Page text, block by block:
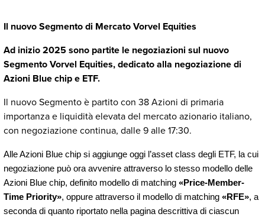
Il nuovo Segmento di Mercato Vorvel Equities
Ad inizio 2025 sono partite le negoziazioni sul nuovo
Segmento Vorvel Equities, dedicato alla negoziazione di
Azioni Blue chip e ETF.
Il nuovo Segmento è partito con 38 Azioni di primaria
importanza e liquidità elevata del mercato azionario italiano,
con negoziazione continua, dalle 9 alle 17:30.
Alle Azioni Blue chip si aggiunge oggi l’asset class degli ETF, la cui
negoziazione può ora avvenire attraverso lo stesso modello delle
Azioni Blue chip, definito modello di matching «Price-Member-
Time Priority», oppure attraverso il modello di matching «RFE», a
seconda di quanto riportato nella pagina descrittiva di ciascun